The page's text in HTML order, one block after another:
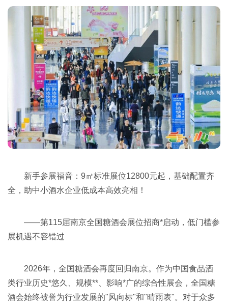
新手参展福音：9㎡标准展位12800元起，基础配置齐
全，助中小酒水企业低成本高效亮相！
——第115届南京全国糖酒会展位招商*启动，低门槛参
展机遇不容错过
2026年，全国糖酒会再度回归南京。作为中国食品酒
类行业历史*悠久、规模**、影响*广的综合性展会，全国糖
酒会始终被誉为行业发展的"风向标"和"晴雨表"。对于众多